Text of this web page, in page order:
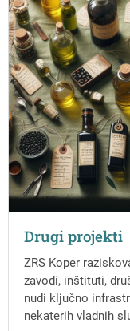
Drugi projekti
ZRS Koper
zavodi, inštituti,
nudi ključno
nekaterih vladnih